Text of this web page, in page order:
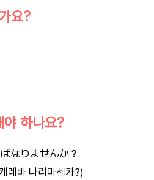
요?
야 하나요?
なりませんか？
레바 나리마센카?)